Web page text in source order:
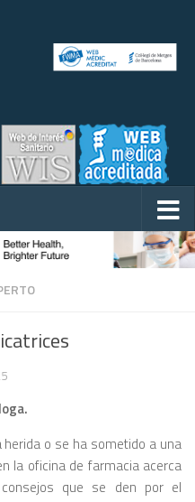
o se ha sometido a una
la oficina de farmacia acerca
que se den por el